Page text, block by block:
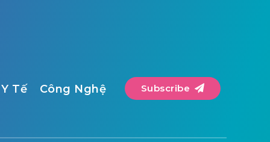
Y Tế Công Nghệ Subscribe